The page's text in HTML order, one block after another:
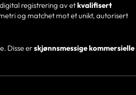
registrering av etkvalifisert
og matchet mot et unikt, autorisert
Disse erskjønnsmessige kommersielle